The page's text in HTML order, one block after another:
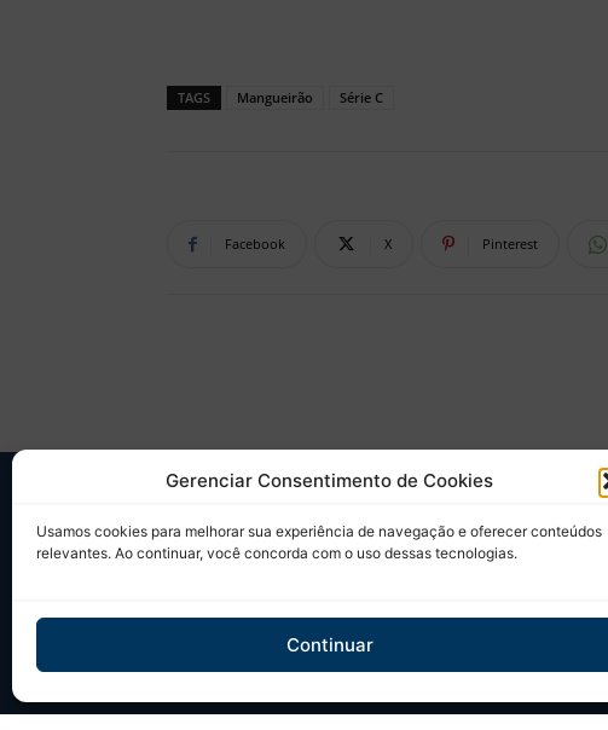
Gerenciar Consentimento de Cookies
Usamos cookies para melhorar sua experiência de navegação e oferecer conteúdos
relevantes. Ao continuar, você concorda com o uso dessas tecnologias.
Continuar
TAGS Mangueirão Série C
Facebook X Pinterest
SOBRE NÓS
Desde
sobre o
Tudo o
em um